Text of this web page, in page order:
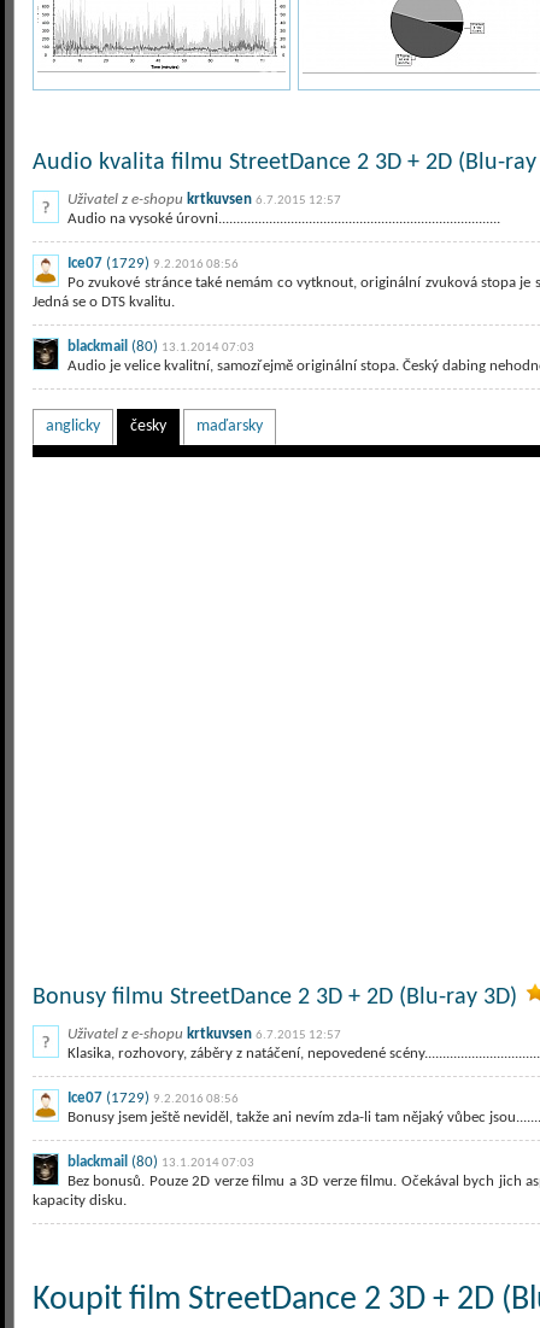
Audio kvalita filmu StreetDance 2 3D + 2D (Blu-ray
Uživatel z e-shopu krtkuvsen 6.7.2015 12:57
Audio na vysoké úrovni..............................................................................
Ice07 (1729) 9.2.2016 08:56
Po zvukové stránce také nemám co vytknout, originální zvuková stopa je
Jedná se o DTS kvalitu.
blackmail (80) 13.1.2014 07:03
Audio je velice kvalitní, samozřejmě originální stopa. Český dabing
anglicky česky maďarsky
Bonusy filmu StreetDance 2 3D + 2D (Blu-ray 3D)
Uživatel z e-shopu krtkuvsen 6.7.2015 12:57
Klasika, rozhovory, záběry z natáčení, nepovedené
Ice07 (1729) 9.2.2016 08:56
Bonusy jsem ještě neviděl, takže ani nevím zda-li tam nějaký vůbec
blackmail (80) 13.1.2014 07:03
Bez bonusů. Pouze 2D verze filmu a 3D verze filmu. Očekával bych jich
kapacity disku.
Koupit film StreetDance 2 3D + 2D